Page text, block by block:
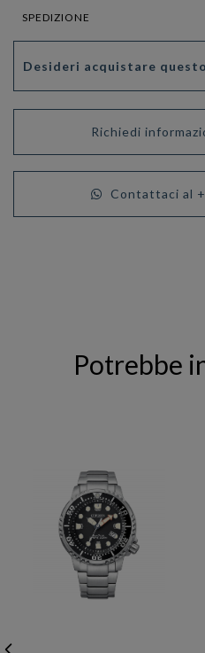
SPEDIZIONE
Desideri acquistare
Richiedi
Contattaci al
Potrebbe